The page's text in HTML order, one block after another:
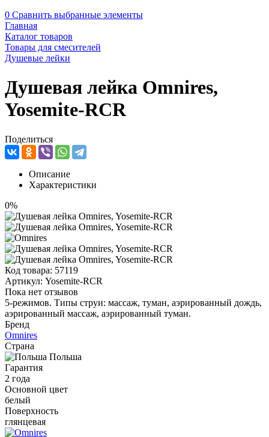
0 Сравнить выбранные элементы
Главная
Каталог товаров
Товары для смесителей
Душевые лейки
Душевая лейка Omnires,
Yosemite-RCR
Поделиться
Описание
Характеристики
0%
Код товара: 57119
Артикул: Yosemite-RCR
Пока нет отзывов
5-режимов. Типы струи: массаж, туман, аэрированный дождь,
аэрированный массаж, аэрированный туман.
Бренд
Omnires
Страна
Польша
Гарантия
2 года
Основной цвет
белый
Поверхность
глянцевая